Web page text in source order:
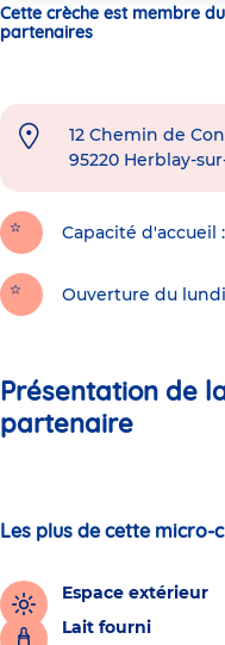
Cette crèche est membre
partenaires
12 Chemin de
95220 Herblay-
Capacité d'accueil
Ouverture du
Présentation de
partenaire
Les plus de cette micro-
Espace extérieur
Lait fourni